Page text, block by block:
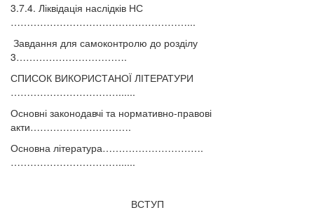
3.7.4. Ліквідація наслідків НС
………………………………………………...
Завдання для самоконтролю до розділу
3…………………………….
СПИСОК ВИКОРИСТАНОЇ ЛІТЕРАТУРИ
……………………………......
Основні законодавчі та нормативно-правові
акти………………………….
Основна література………………………….
……………………………......
ВСТУП